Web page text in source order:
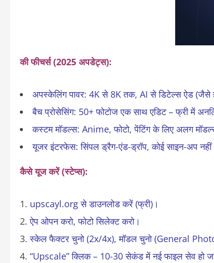
की फीचर्स (2025 अपडेट्स):
अपस्केलिंग पावर: 4K से 8K तक, AI से डिटेल्स ऐड (जैसे
बैच प्रोसेसिंग: 50+ फोटोज एक साथ एडिट – फ्री में
कस्टम मॉडल्स: Anime, फोटो, पेंटिंग के लिए अलग
यूजर इंटरफेस: सिंपल ड्रैग-एंड-ड्रॉप, कोई साइन-अप
कैसे यूज करें (स्टेप्स):
upscayl.org से डाउनलोड करें (फ्री)।
ऐप ओपन करो, फोटो सिलेक्ट करो।
स्केल फैक्टर चुनो (2x/4x), मॉडल चुनो (General
“Upscale” क्लिक – 10-30 सेकंड में नई फाइल सेव हो